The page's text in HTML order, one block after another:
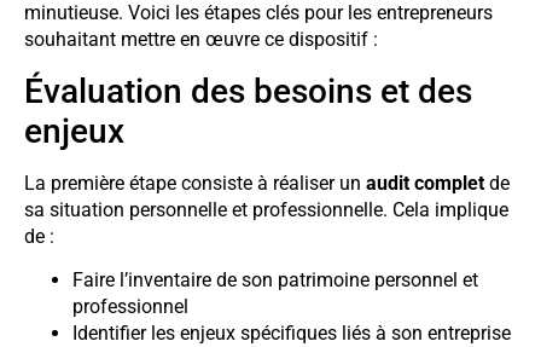
minutieuse. Voici les étapes clés pour les entrepreneurs
souhaitant mettre en œuvre ce dispositif :
Évaluation des besoins et des
enjeux
La première étape consiste à réaliser un audit complet de
sa situation personnelle et professionnelle. Cela implique
de :
Faire l’inventaire de son patrimoine personnel et
professionnel
Identifier les enjeux spécifiques liés à son entreprise